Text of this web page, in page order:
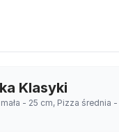
Klasyki
- 25 cm, Pizza średnia